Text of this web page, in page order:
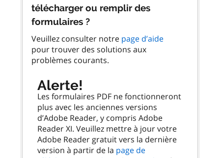
télécharger ou remplir des
formulaires ?
Veuillez consulter notre page d’aide
pour trouver des solutions aux
problèmes courants.
Alerte!
Les formulaires PDF ne fonctionneront
plus avec les anciennes versions
d’Adobe Reader, y compris Adobe
Reader XI. Veuillez mettre à jour votre
Adobe Reader gratuit vers la dernière
version à partir de la page de